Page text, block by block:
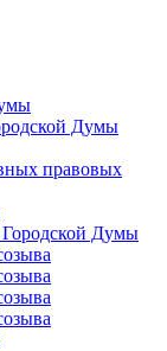
Думы
правовых
Думы